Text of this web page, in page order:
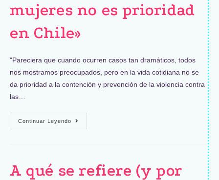
mujeres no es prioridad
en Chile»
"Pareciera que cuando ocurren casos tan dramáticos, todos
nos mostramos preocupados, pero en la vida cotidiana no se
da prioridad a la contención y prevención de la violencia contra
las…
Continuar Leyendo
A qué se refiere (y por